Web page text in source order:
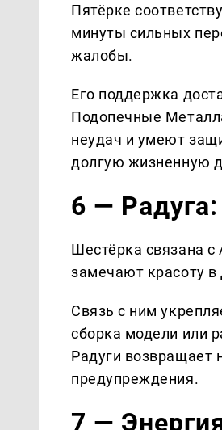
Пятёрке
минуты сильных
жалобы.
Его поддержка
Подопечные
неудач и умеют
долгую жизненную
6 —
Шестёрка связана
замечают красоту в
Связь с ним
сборка модели или
Радуги возвращает
предупреждения.
7 —